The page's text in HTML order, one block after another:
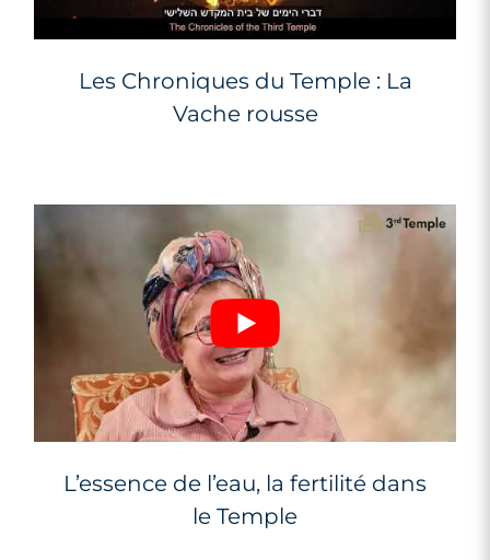
Les Chroniques du Temple : La
Vache rousse
L’essence de l’eau, la fertilité dans
le Temple